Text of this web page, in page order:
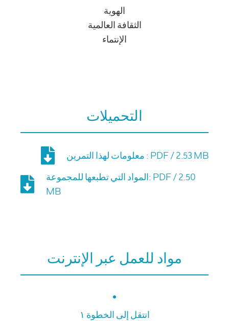
الهوية
الثقافة العالمية
الإنتماء
التحميلات
معلومات لهذا التمرين : PDF / 2.53 MB
المواد التي تطبعها للمجموعة: PDF / 2.50
MB
مواد للعمل عبر الإنترنت
انتقل إلى الخطوة ١